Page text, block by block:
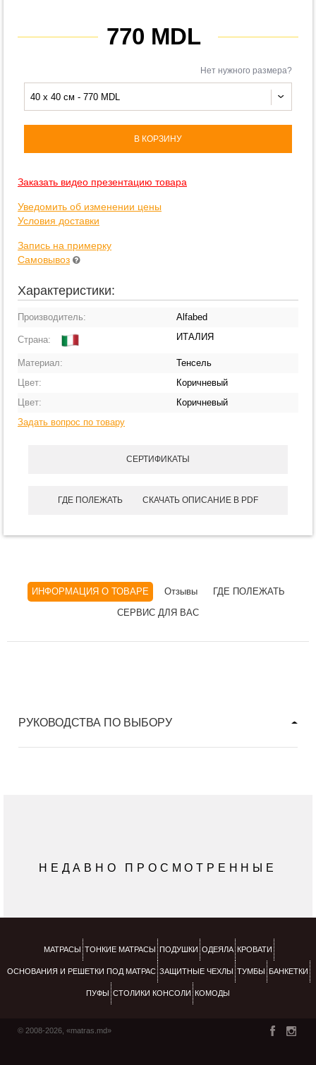
770 MDL
Нет нужного размера?
40 x 40 см - 770 MDL
В КОРЗИНУ
Заказать видео презентацию товара
Уведомить об изменении цены
Условия доставки
Запись на примерку
Самовывоз
Характеристики:
Производитель: Alfabed
Страна: ИТАЛИЯ
Материал:
Тенсель
Цвет:
Коричневый
Цвет:
Коричневый
Задать вопрос по товару
СЕРТИФИКАТЫ
ГДЕ ПОЛЕЖАТЬ СКАЧАТЬ ОПИСАНИЕ В PDF
ИНФОРМАЦИЯ О ТОВАРЕ Отзывы
ГДЕ ПОЛЕЖАТЬ
СЕРВИС ДЛЯ ВАС
РУКОВОДСТВА ПО ВЫБОРУ
НЕДАВНО ПРОСМОТРЕННЫЕ
МАТРАСЫ ТОНКИЕ МАТРАСЫ ПОДУШКИ ОДЕЯЛА КРОВАТИ
ОСНОВАНИЯ И РЕШЕТКИ ПОД МАТРАС ЗАЩИТНЫЕ ЧЕХЛЫ ТУМБЫ БАНКЕТКИ
ПУФЫ СТОЛИКИ КОНСОЛИ КОМОДЫ
© 2008-2026, «matras.md»